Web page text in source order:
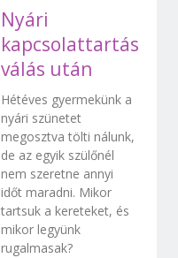
Nyári
kapcsolattartás
válás után
Hétéves gyermekünk a
nyári szünetet
megosztva tölti nálunk,
de az egyik szülőnél
nem szeretne annyi
időt maradni. Mikor
tartsuk a kereteket, és
mikor legyünk
rugalmasak?